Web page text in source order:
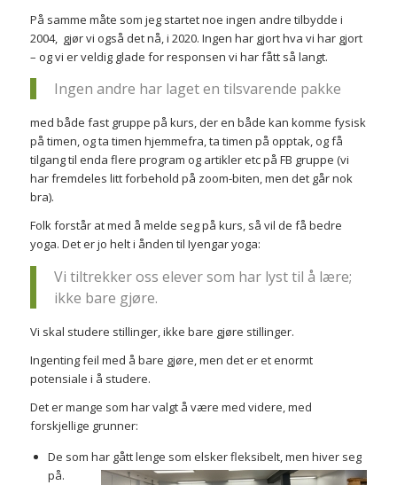
På samme måte som jeg startet noe ingen andre tilbydde i
2004, gjør vi også det nå, i 2020. Ingen har gjort hva vi har gjort
– og vi er veldig glade for responsen vi har fått så langt.
Ingen andre har laget en tilsvarende pakke
med både fast gruppe på kurs, der en både kan komme fysisk
på timen, og ta timen hjemmefra, ta timen på opptak, og få
tilgang til enda flere program og artikler etc på FB gruppe (vi
har fremdeles litt forbehold på zoom-biten, men det går nok
bra).
Folk forstår at med å melde seg på kurs, så vil de få bedre
yoga. Det er jo helt i ånden til Iyengar yoga:
Vi tiltrekker oss elever som har lyst til å lære;
ikke bare gjøre.
Vi skal studere stillinger, ikke bare gjøre stillinger.
Ingenting feil med å bare gjøre, men det er et enormt
potensiale i å studere.
Det er mange som har valgt å være med videre, med
forskjellige grunner:
De som har gått lenge som elsker fleksibelt, men hiver seg
på.